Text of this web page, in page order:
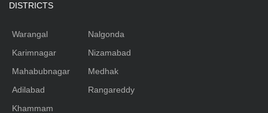
DISTRICTS
Warangal
Karimnagar
Mahabubnagar
Adilabad
Khammam
Nalgonda
Nizamabad
Medhak
Rangareddy